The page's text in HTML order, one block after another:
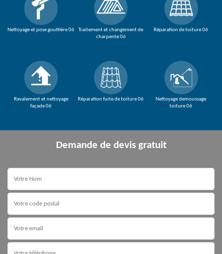
Nettoyage et pose gouttière 06
Ravalement et nettoyage
façade 06
Traitement et changement de
charpente 06
Réparation fuite de toiture 06
Réparation de toiture 06
Nettoyage demoussage
toiture 06
Demande de devis gratuit